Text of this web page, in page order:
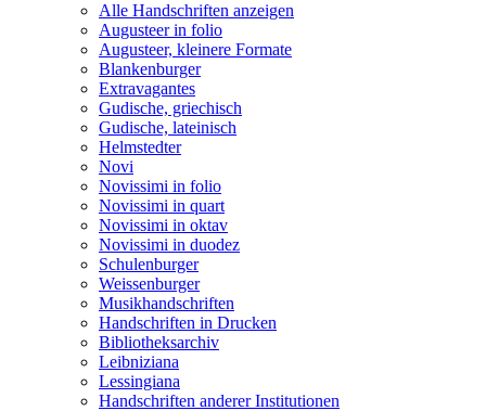
Alle Handschriften anzeigen
Augusteer in folio
Augusteer, kleinere Formate
Blankenburger
Extravagantes
Gudische, griechisch
Gudische, lateinisch
Helmstedter
Novi
Novissimi in folio
Novissimi in quart
Novissimi in oktav
Novissimi in duodez
Schulenburger
Weissenburger
Musikhandschriften
Handschriften in Drucken
Bibliotheksarchiv
Leibniziana
Lessingiana
Handschriften anderer Institutionen